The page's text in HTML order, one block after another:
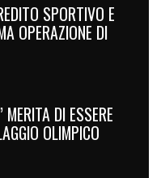
SPORTIVO E
OPERAZIONE DI
DI ESSERE
OLIMPICO